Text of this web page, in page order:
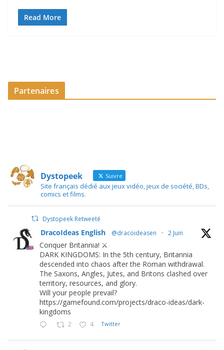
Read More
Partenaires
Dystopeek Suivre
Site français dédié aux jeux vidéo, jeux de société, BDs,
comics et films.
Dystopeek Retweeté
DracoIdeas English @dracoideasen · 2 Juin
Conquer Britannia! ⚔️
DARK KINGDOMS: In the 5th century, Britannia
descended into chaos after the Roman withdrawal.
The Saxons, Angles, Jutes, and Britons clashed over
territory, resources, and glory.
Will your people prevail?
https://gamefound.com/projects/draco-ideas/dark-
kingdoms
2 4 Twitter